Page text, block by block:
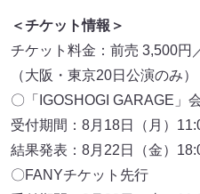
＜チケット情報＞
チケット料金：前売 3,500円
（大阪・東京20日公演のみ）
〇「IGOSHOGI GARAGE」
受付期間：8月18日（月）
結果発表：8月22日（金）
〇FANYチケット先行